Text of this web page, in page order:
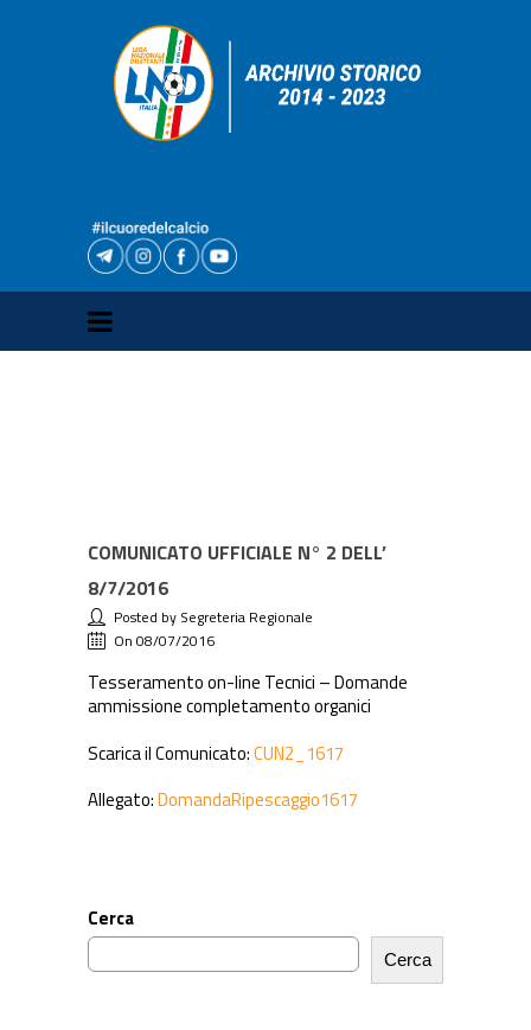
COMUNICATO UFFICIALE N° 2 DELL’
8/7/2016
Posted by Segreteria Regionale
On 08/07/2016
Tesseramento on-line Tecnici – Domande
ammissione completamento organici
Scarica il Comunicato:CUN2_1617
Allegato:DomandaRipescaggio1617
Cerca
Cerca